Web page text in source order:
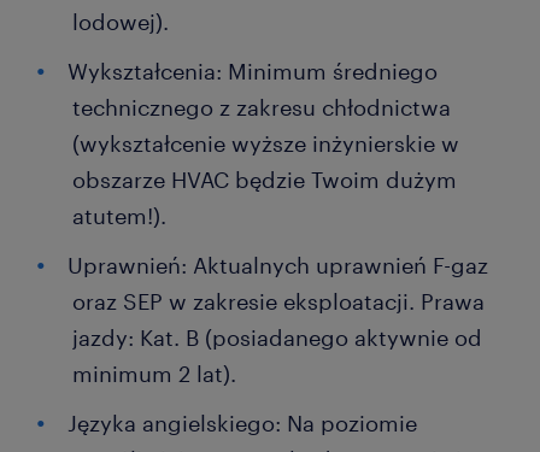
lodowej).
Wykształcenia: Minimum średniego
technicznego z zakresu chłodnictwa
(wykształcenie wyższe inżynierskie w
obszarze HVAC będzie Twoim dużym
atutem!).
Uprawnień: Aktualnych uprawnień F-gaz
oraz SEP w zakresie eksploatacji. Prawa
jazdy: Kat. B (posiadanego aktywnie od
minimum 2 lat).
Języka angielskiego: Na poziomie